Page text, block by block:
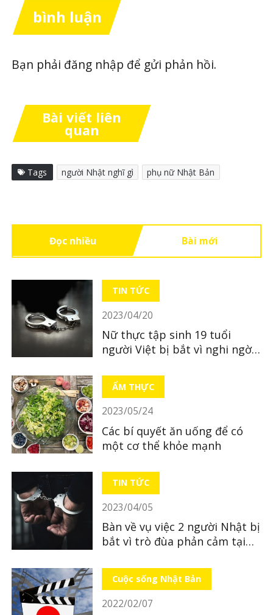
bình luận
Bạn phải đăng nhập để gửi phản hồi.
Bài viết liên
quan
Tags người Nhật nghĩ gì phụ nữ Nhật Bản
Đọc nhiều Bài mới
TIN TỨC
2023/04/20
Nữ thực tập sinh 19 tuổi
người Việt bị bắt vì nghi ngờ
ẨM THỰC
2023/05/24
Các bí quyết ăn uống để có
một cơ thể khỏe mạnh
TIN TỨC
2023/04/05
Bàn về vụ việc 2 người Nhật bị
bắt vì trò đùa phản cảm tại
Cuộc sống Nhật Bản
2022/02/07